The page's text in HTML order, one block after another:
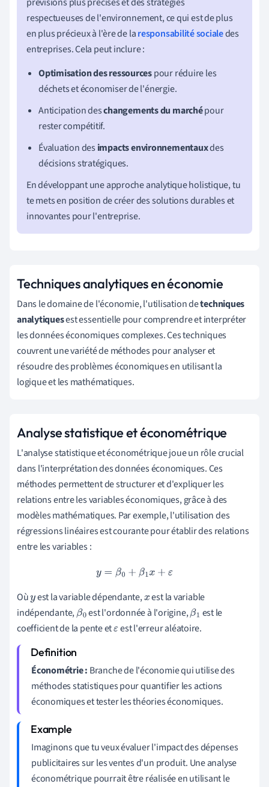
respectueuses de l'environnement, ce qui est de plus
en plus précieux à l'ère de laresponsabilité socialedes
entreprises. Cela peut inclure :
Optimisation des ressourcespour réduire les
déchets et économiser de l'énergie.
Anticipation deschangements du marchépour
rester compétitif.
Évaluation des impacts environnementauxdes
décisions stratégiques.
En développant une approche analytique holistique, tu
te mets en position de créer des solutions durables et
innovantes pour l'entreprise.
Techniques analytiques en économie
Dans le domaine de l'économie, l'utilisation detechniques
analytiquesest essentielle pour comprendre et interpréter
les données économiques complexes. Ces techniques
couvrent une variété de méthodes pour analyser et
résoudre des problèmes économiques en utilisant la
logique et les mathématiques.
Analyse statistique et économétrique
L'analyse statistique et économétrique joue un rôle crucial
dans l'interprétation des données économiques. Ces
méthodes permettent de structurer et d'expliquer les
relations entre les variables économiques, grâce à des
modèles mathématiques. Par exemple, l'utilisation des
régressions linéaires est courante pour établir des relations
entre les variables :
y=β 0+β1x+ε
Oùyest la variable dépendante,x est la variable
indépendante,β0est l'ordonnée à l'origine,β1 est le
coefficient de la pente etεest l'erreur aléatoire.
Économétrie : Branche de l'économie qui utilise des
méthodes statistiques pour quantifier les actions
économiques et tester les théories économiques.
Imaginons que tu veux évaluer l'impact des dépenses
publicitaires sur les ventes d'un produit. Une analyse
économétrique pourrait être réalisée en utilisant le